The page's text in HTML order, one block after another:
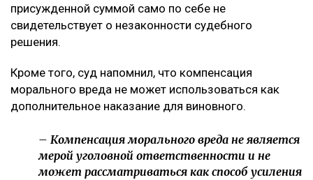
присужденной суммой само по себе не
свидетельствует о незаконности судебного
решения.
Кроме того, суд напомнил, что компенсация
морального вреда не может использоваться как
дополнительное наказание для виновного.
– Компенсация морального вреда не является
мерой уголовной ответственности и не
может рассматриваться как способ усиления